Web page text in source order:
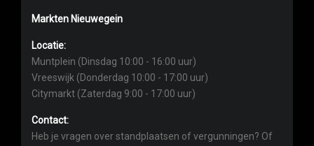
Markten Nieuwegein
Locatie:
Muntplein (Dinsdag 10:00 - 16:00 uur)
Vreeswijk (Donderdag 10:00 - 17:00 uur)
Citymarkt (Zaterdag 9:00 - 17:00 uur)
Contact:
Heb je vragen over standplaatsen of vergunningen? Of